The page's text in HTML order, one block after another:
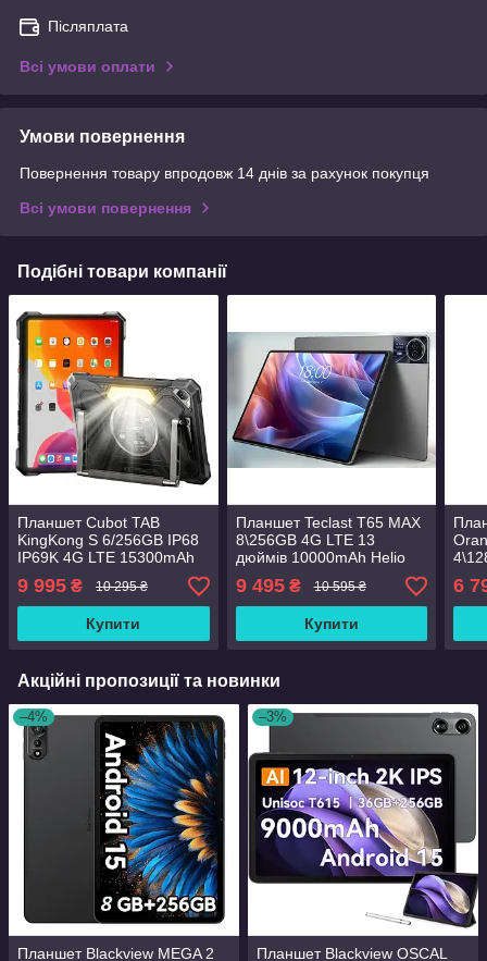
Післяплата
Всі умови оплати
Умови повернення
Повернення товару впродовж 14 днів за рахунок покупця
Всі умови повернення
Подібні товари компанії
Планшет Cubot TAB
KingKong S 6/256GB IP68
IP69K 4G LTE 15300mAh
Android 15
9 995 ₴ 10 295 ₴
Купити
Планшет Teclast T65 MAX
8\256GB 4G LTE 13
дюймів 10000mAh Helio
G99
9 495₴ 10 595 ₴
Купити
6
Акційні пропозиції та новинки
–4%
Планшет Blackview MEGA 2
–3%
Планшет Blackview OSCAL